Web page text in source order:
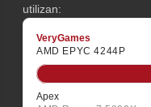
utilizan:
VeryGames
AMD EPYC 4244P
Apex